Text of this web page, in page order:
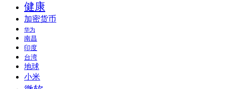
健康
加密货币
华为
南昌
印度
台湾
地球
小米